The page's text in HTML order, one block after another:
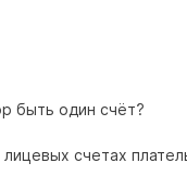
быть один счёт?
счетах